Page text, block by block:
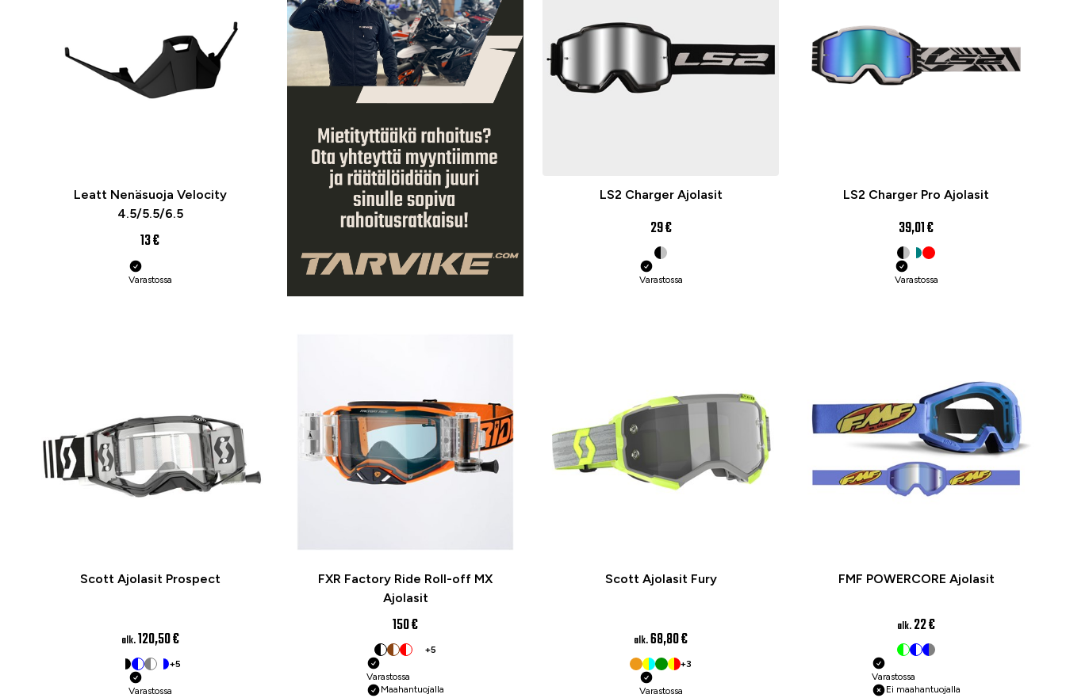
Leatt Nenäsuoja Velocity
4.5/5.5/6.5
13 €
Varastossa
LS2 Charger Ajolasit
29 €
Varastossa
LS2 Charger Pro Ajolasit
39,01 €
Varastossa
Scott Ajolasit Prospect
alk.120,50 €
+5
Varastossa
FXR Factory Ride Roll-off MX
Ajolasit
150 €
+5
Varastossa
Maahantuojalla
Scott Ajolasit Fury
alk.68,80 €
+3
Varastossa
FMF POWERCORE Ajolasit
alk. 22 €
Varastossa
Ei maahantuojalla